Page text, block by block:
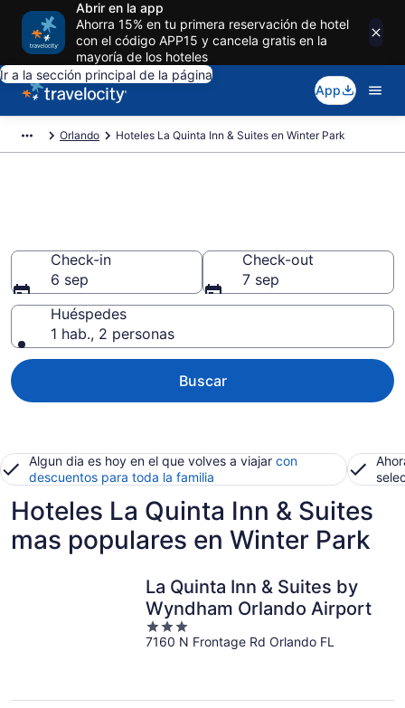
Abrir en la app
Ahorra 15% en tu primera reservación de hotel
con el código APP15 y cancela gratis en la
mayoría de los hoteles
Ir a la sección principal de la página
App
Orlando Hoteles La Quinta Inn & Suites en Winter Park
Check-in
6 sep
Check-out
7 sep
Huéspedes
1 hab., 2 personas
Buscar
Algun dia es hoy en el que volves a viajar con
descuentos para toda la familia
Hoteles La Quinta Inn & Suites
mas populares en Winter Park
La Quinta Inn & Suites by
Wyndham Orlando Airport
3
out
7160 N Frontage Rd Orlando FL